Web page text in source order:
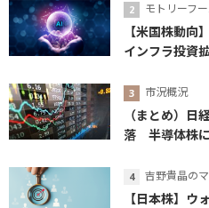
モトリーフ
【米国株動
インフラ投資
市況概況
（まとめ）日
落 半導体株
吉野貴晶の
【日本株】ウ